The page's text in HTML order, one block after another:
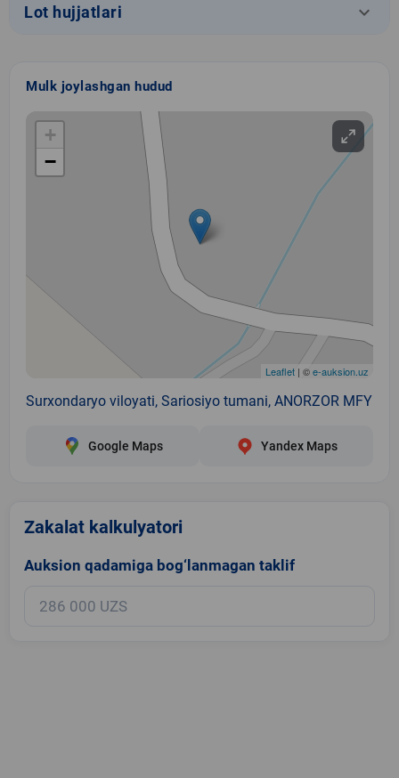
Lot hujjatlari keyboard_arrow_down
Mulk joylashgan hudud
+
−
Leaflet | ©e-auksion.uz
Surxondaryo viloyati, Sariosiyo tumani, ANORZOR MFY
Google Maps Yandex Maps
Zakalat kalkulyatori
Auksion qadamiga bog‘lanmagan taklif